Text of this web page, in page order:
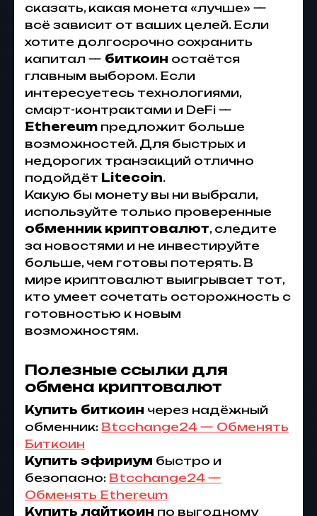
сказать, какая монета «лучше» —
всё зависит от ваших целей. Если
хотите долгосрочно сохранить
капитал — биткоин остаётся
главным выбором. Если
интересуетесь технологиями,
смарт-контрактами и DeFi —
Ethereum предложит больше
возможностей. Для быстрых и
недорогих транзакций отлично
подойдёт Litecoin.
Какую бы монету вы ни выбрали,
используйте только проверенные
обменник криптовалют, следите
за новостями и не инвестируйте
больше, чем готовы потерять. В
мире криптовалют выигрывает тот,
кто умеет сочетать осторожность с
готовностью к новым
возможностям.
Полезные ссылки для
обмена криптовалют
Купить биткоин через надёжный
обменник: Btcchange24 — Обменять
Биткоин
Купить эфириум быстро и
безопасно: Btcchange24 —
Обменять Ethereum
Купить лайткоин по выгодному